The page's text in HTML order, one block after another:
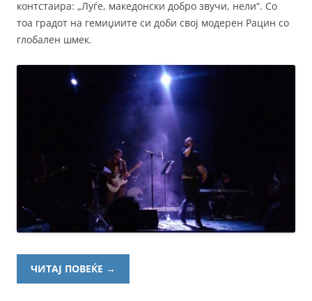
контстаира: „Луѓе, македонски добро звучи, нели“. Со
тоа градот на гемиџиите си доби свој модерен Рацин со
глобален шмек.
ЧИТАЈ ПОВЕЌЕ →